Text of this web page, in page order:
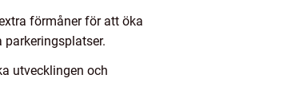
förmåner för att öka
utvecklingen och